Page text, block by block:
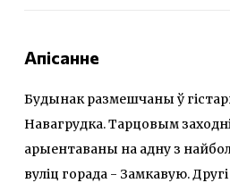
Апісанне
Будынак размешчаны ў
Навагрудка. Тарцовым
арыентаваны на адну з
вуліц горада - Замкавую.